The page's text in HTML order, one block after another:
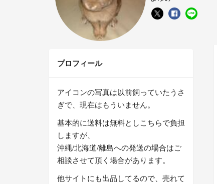
プロフィール
アイコンの写真は以前飼っていたうさ
ぎで、現在はもういません。
基本的に送料は無料としこちらで負担
しますが、
沖縄/北海道/離島への発送の場合はご
相談させて頂く場合があります。
他サイトにも出品してるので、売れて